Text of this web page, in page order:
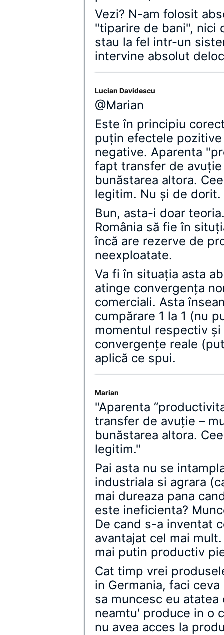
Vezi? N-am folosit
"tiparire de bani", nici
stau la fel intr-un
intervine absolut
Lucian Davidescu
@Marian
Este în principiu
puţin efectele
negative. Aparenta
fapt transfer de
bunăstarea altora.
legitim. Nu şi de dorit.
Bun, asta-i doar
România să fie în
încă are rezerve de
neexploatate.
Va fi în situaţia asta
atinge convergenţa
comerciali. Asta
cumpărare 1 la 1 (nu
momentul respectiv
convergenţe reale
aplică ce spui.
Marian
"Aparenta
transfer de avuţie –
bunăstarea altora.
legitim."
Pai asta nu se
industriala si agrara
mai dureaza pana
este ineficienta?
De cand s-a inventat
avantajat cel mai
mai putin productiv
Cat timp vrei
in Germania, faci
sa muncesc eu
neamtu' produce in o
nu avea acces la